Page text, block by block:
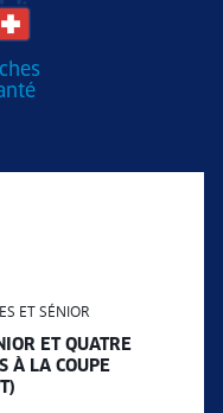
ET SÉNIOR
ET QUATRE
À LA COUPE